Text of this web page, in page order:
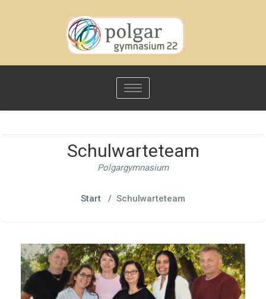
Toggle
navigation
Schulwarteteam
Polgargymnasium
Start / Schulwarteteam